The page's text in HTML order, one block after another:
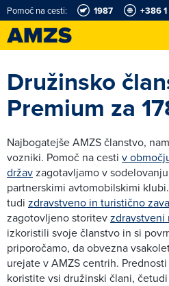
Pomoč na cesti: 1987 +386
Družinsko
Premium za
Najbogatejše AMZS članstvo,
vozniki. Pomoč na cesti v
državzagotavljamo v
partnerskimi avtomobilskimi
tudi zdravstveno in turistično
zagotovljeno storitevzdravstveni
izkoristili svoje članstvo in si
priporočamo, da obvezna
urejate v AMZS centrih.
koristite vsi družinski člani,